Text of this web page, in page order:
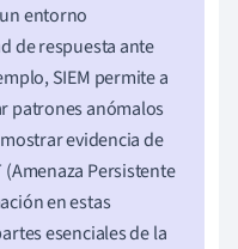
entorno
de respuesta ante
SIEM permite a
patrones anómalos
evidencia de
Persistente
en estas
esenciales de la